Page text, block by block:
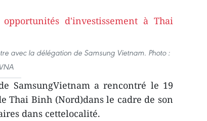
avec la délégation de Samsung Vietnam. Photo :
VNA
SamsungVietnam a rencontré le 19
Thai Binh (Nord)dans le cadre de son
dans cettelocalité.